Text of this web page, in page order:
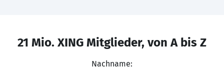
21 Mio. XING Mitglieder, von A bis Z
Nachname: